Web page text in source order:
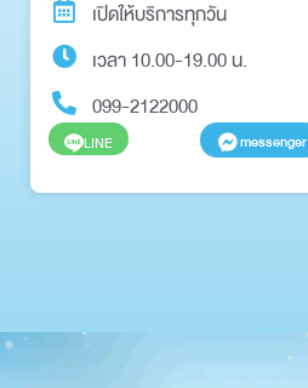
เปิดให้บริการทุกวัน
เวลา 10.00-19.00 น.
099-2122000
LINE messenger